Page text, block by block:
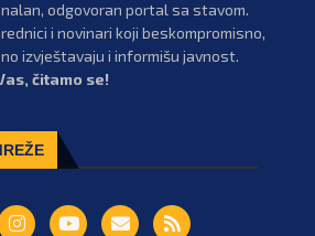
odgovoran portal sa stavom.
i novinari koji beskompromisno,
izvještavaju i informišu javnost.
čitamo se!